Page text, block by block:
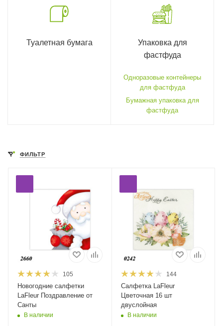
Туалетная бумага
Упаковка для
фастфуда
Одноразовые контейнеры
для фастфуда
Бумажная упаковка для
фастфуда
ФИЛЬТР
105
Новогодние салфетки
LaFleur Поздравление от
Санты
В наличии
144
Салфетка LaFleur
Цветочная 16 шт
двуслойная
В наличии